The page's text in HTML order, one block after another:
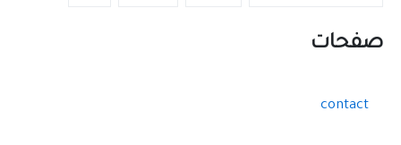
صفحات
contact